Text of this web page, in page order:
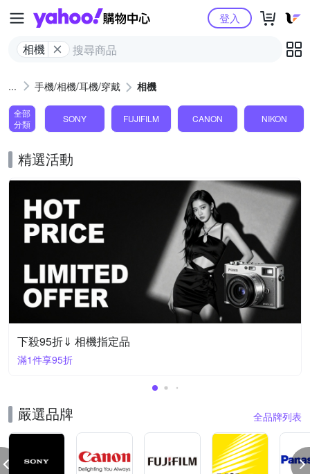
Yahoo購物中心
相機
登入
手機/相機/耳機/穿戴 相機
全部
分類
SONY FUJIFILM CANON NIKON
精選活動
下殺95折⇓ 相機指定品
滿1件享95折
嚴選品牌 全品牌列表